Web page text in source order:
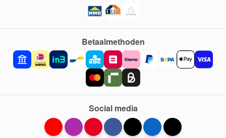
Betaalmethoden
Social media